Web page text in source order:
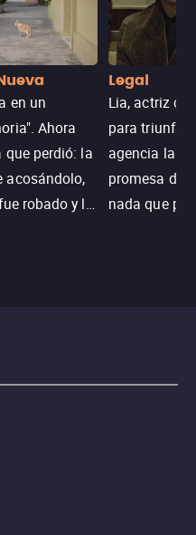
en un
Ahora
que perdió: la
acosándolo,
robado y la
Legal
Lia, actriz
para triunfar
agencia la
promesa de
nada que